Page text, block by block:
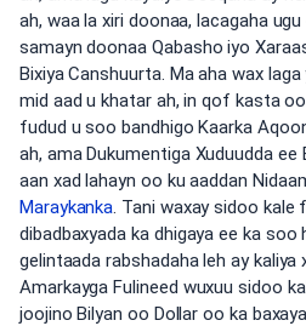
ah, waa la xiri doonaa, lacagaha
samayn doonaa Qabasho iyo
Bixiya Canshuurta. Ma aha wax
mid aad u khatar ah, in qof kasta
fudud u soo bandhigo Kaarka
ah, ama Dukumentiga Xuduudda
aan xad lahayn oo ku aaddan
Maraykanka. Tani waxay sidoo kale
dibadbaxyada ka dhigaya ee ka soo
gelintaada rabshadaha leh ay kaliya
Amarkayga Fulineed wuxuu sidoo
joojino Bilyan oo Dollar oo ka